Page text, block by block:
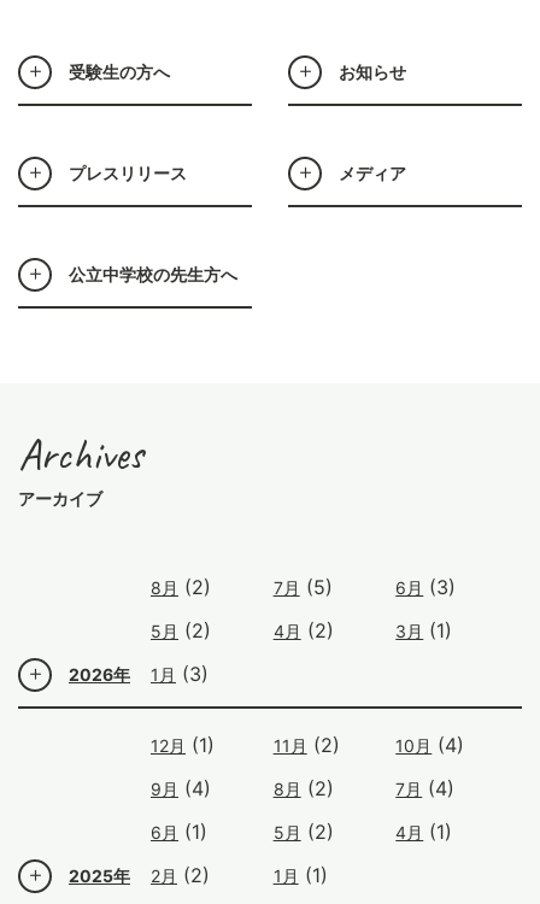
受験生の方へ お知らせ
プレスリリース メディア
公立中学校の先生方へ
Archives
アーカイブ
2026年
8月 (2) 7月 (5) 6月 (3)
5月 (2) 4月 (2) 3月 (1)
1月 (3)
2025年
12月 (1) 11月 (2) 10月 (4)
9月 (4) 8月 (2) 7月 (4)
6月 (1) 5月 (2) 4月 (1)
2月 (2) 1月 (1)